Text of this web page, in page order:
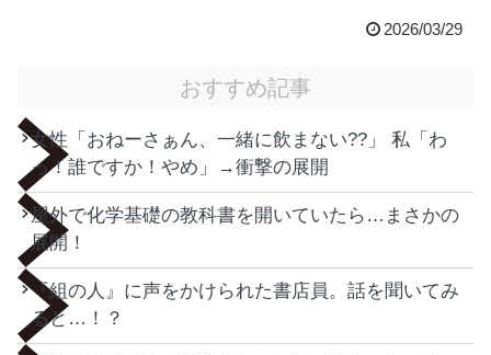
2026/03/29
おすすめ記事
女性「おねーさぁん、一緒に飲まない??」 私「わ
っ！誰ですか！やめ」→衝撃の展開
屋外で化学基礎の教科書を開いていたら…まさかの
展開！
『組の人』に声をかけられた書店員。話を聞いてみ
ると…！？